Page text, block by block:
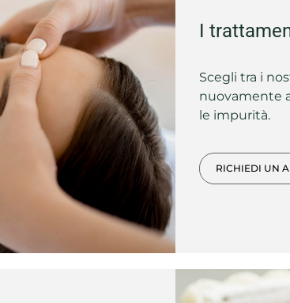
I
Scegli tra i
nuovamente
le impurità.
RICHIEDI UN